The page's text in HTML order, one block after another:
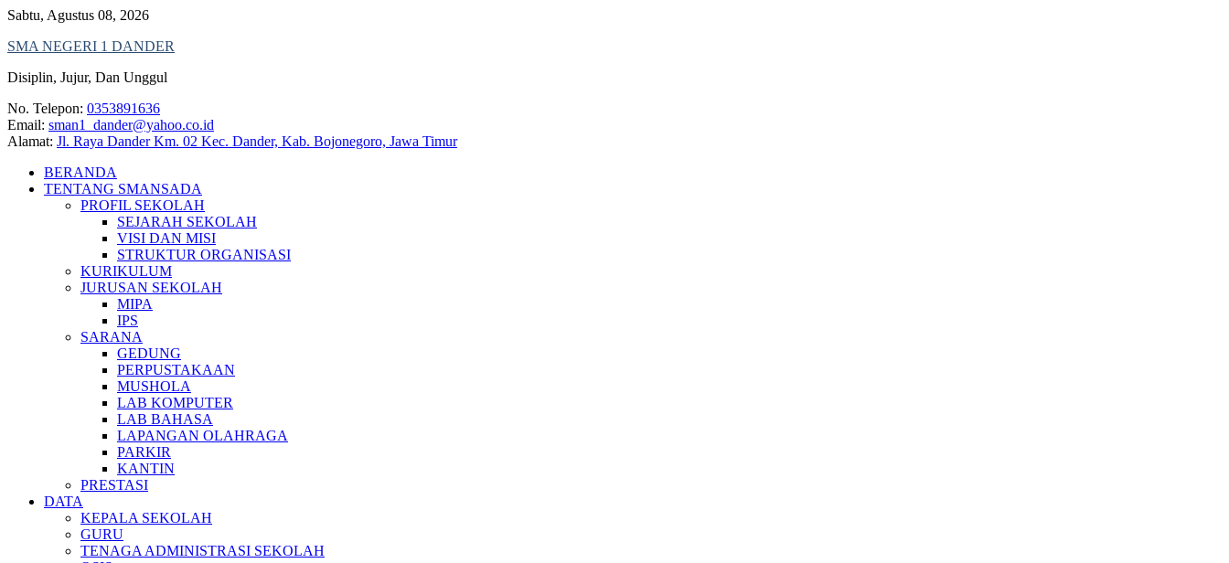
Skip
content
Sabtu, Agustus 08, 2026
SMA NEGERI 1 DANDER
Disiplin, Jujur, Dan Unggul
No. Telepon: 0353891636
Email: sman1_dander@yahoo.co.id
Alamat: Jl. Raya Dander Km. 02 Kec. Dander, Kab. Bojonegoro, Jawa Timur
BERANDA
TENTANG SMANSADA
PROFIL SEKOLAH
SEJARAH SEKOLAH
VISI DAN MISI
STRUKTUR ORGANISASI
KURIKULUM
JURUSAN SEKOLAH
MIPA
IPS
SARANA
GEDUNG
PERPUSTAKAAN
MUSHOLA
LAB KOMPUTER
LAB BAHASA
LAPANGAN OLAHRAGA
PARKIR
KANTIN
PRESTASI
DATA
KEPALA SEKOLAH
GURU
TENAGA ADMINISTRASI SEKOLAH